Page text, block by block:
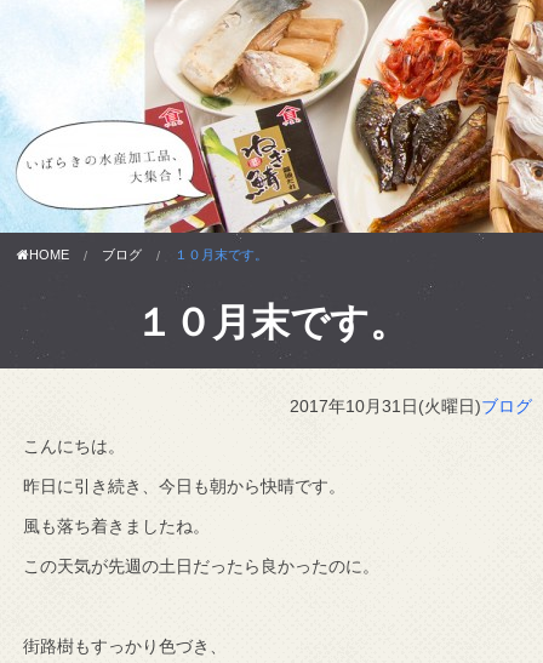
HOME ブログ １０月末です。
１０月末です。
2017年10月31日(火曜日)ブログ
こんにちは。
昨日に引き続き、今日も朝から快晴です。
風も落ち着きましたね。
この天気が先週の土日だったら良かったのに。
街路樹もすっかり色づき、